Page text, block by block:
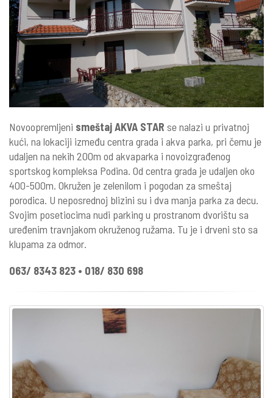
Novoopremljeni smeštaj AKVA STAR se nalazi u privatnoj
kući, na lokaciji između centra grada i akva parka, pri čemu je
udaljen na nekih 200m od akvaparka i novoizgrađenog
sportskog kompleksa Podina. Od centra grada je udaljen oko
400-500m. Okružen je zelenilom i pogodan za smeštaj
porodica. U neposrednoj blizini su i dva manja parka za decu.
Svojim posetiocima nudi parking u prostranom dvorištu sa
uređenim travnjakom okruženog ružama. Tu je i drveni sto sa
klupama za odmor.
063/ 8343 823 • 018/ 830 698